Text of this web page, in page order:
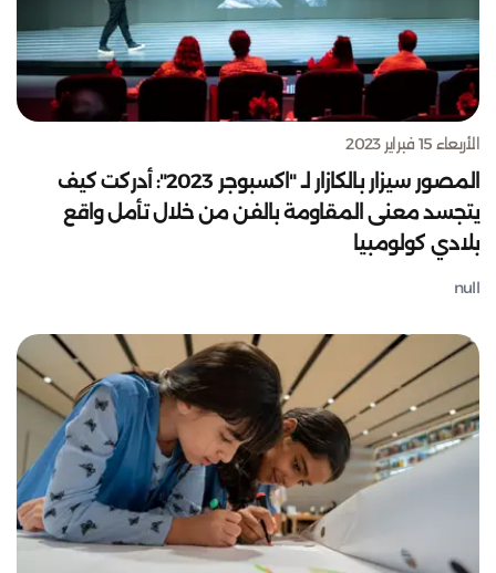
الأربعاء 15 فبراير 2023
المصور سيزار بالكازار لـ "اكسبوجر 2023": أدركت كيف
يتجسد معنى المقاومة بالفن من خلال تأمل واقع
بلادي كولومبيا
null